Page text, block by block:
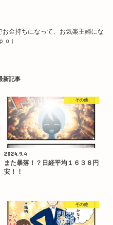
金持ちになって、お気楽主婦にな
ｏ）
新記事
その他
2024.9.4
また暴落！？日経平均１６３８円
安！！
その他